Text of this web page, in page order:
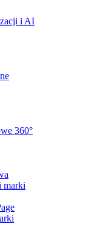
i AI
360°
marki